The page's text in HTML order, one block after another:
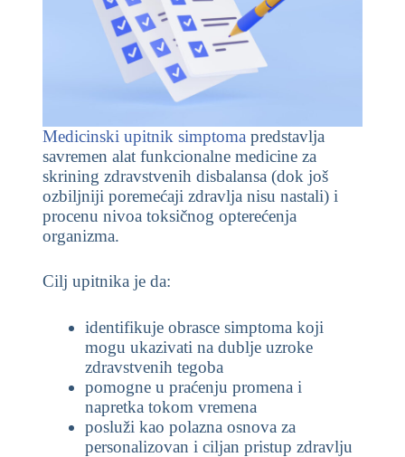
Medicinski upitnik simptoma predstavlja
savremen alat funkcionalne medicine za
skrining zdravstvenih disbalansa (dok još
ozbiljniji poremećaji zdravlja nisu nastali) i
procenu nivoa toksičnog opterećenja
organizma.
Cilj upitnika je da:
identifikuje obrasce simptoma koji
mogu ukazivati na dublje uzroke
zdravstvenih tegoba
pomogne u praćenju promena i
napretka tokom vremena
posluži kao polazna osnova za
personalizovan i ciljan pristup zdravlju